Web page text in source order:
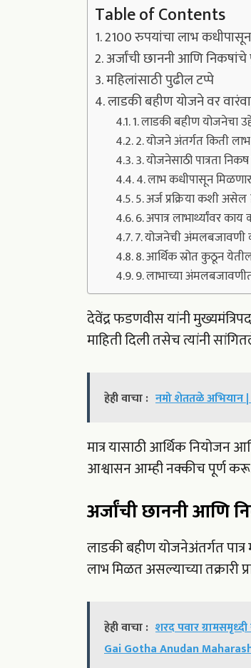
Table of Contents
2100 रुपयांचा लाभ
अर्जांची छाननी आणि
महिलांसाठी पुढील टप्पे
लाडकी बहीण योजने वर
1. लाडकी बहीण योजनेचा
2. योजने अंतर्गत किती
3. योजनेसाठी पात्रता
4. लाभ कधीपासून
5. अर्ज प्रक्रिया कशी असेल
6. अपात्र लाभार्थ्यांवर
7. योजनेची अंमलबजावणी
8. आर्थिक स्रोत कुठून
9. लाभाच्या
देवेंद्र फडणवीस यांनी
माहिती दिली तसेच त्यांनी
हेही वाचा : नमो शेततळे अभियान |
मात्र यासाठी आर्थिक नियोजन
आश्वासन आम्ही नक्कीच पूर्ण
अर्जांची छाननी आणि
लाडकी बहीण योजनेअंतर्गत पात्र
लाभ मिळत असल्याच्या तक्रारी
हेही वाचा : शरद पवार
Gai Gotha Anudan